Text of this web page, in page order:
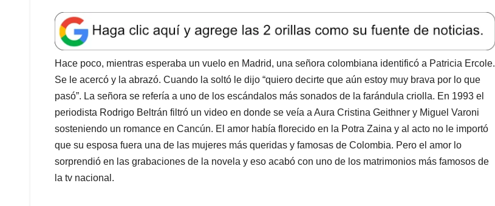
a
t
s
A
p
p
e
b
o
o
k
k
e
d
I
n
l
e
a
d
s
Hace poco, mientras esperaba un vuelo en Madrid, una señora colombiana identificó a Patricia Ercole.
Se le acercó y la abrazó. Cuando la soltó le dijo “quiero decirte que aún estoy muy brava por lo que
pasó”. La señora se refería a uno de los escándalos más sonados de la farándula criolla. En 1993 el
periodista Rodrigo Beltrán filtró un video en donde se veía a Aura Cristina Geithner y Miguel Varoni
sosteniendo un romance en Cancún. El amor había florecido en la Potra Zaina y al acto no le importó
que su esposa fuera una de las mujeres más queridas y famosas de Colombia. Pero el amor lo
sorprendió en las grabaciones de la novela y eso acabó con uno de los matrimonios más famosos de
la tv nacional.